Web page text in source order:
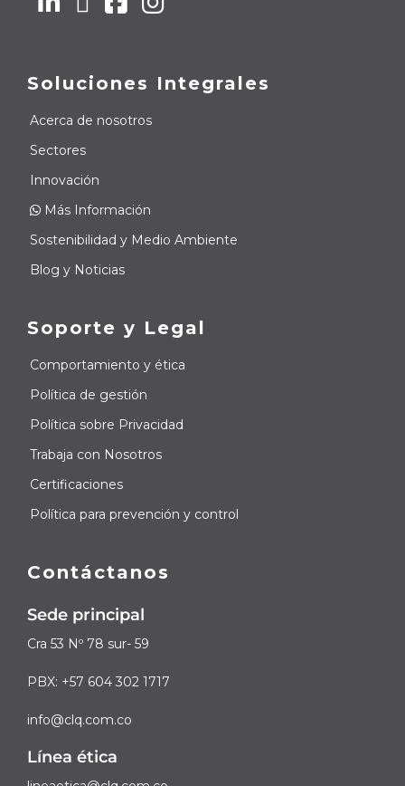
Soluciones Integrales
Acerca de nosotros
Sectores
Innovación
Más Información
Sostenibilidad y Medio Ambiente
Blog y Noticias
Soporte y Legal
Comportamiento y ética
Política de gestión
Política sobre Privacidad
Trabaja con Nosotros
Certificaciones
Política para prevención y control
Contáctanos
Sede principal
Cra 53 Nº 78 sur- 59
PBX: +57 604 302 1717
info@clq.com.co
Línea ética